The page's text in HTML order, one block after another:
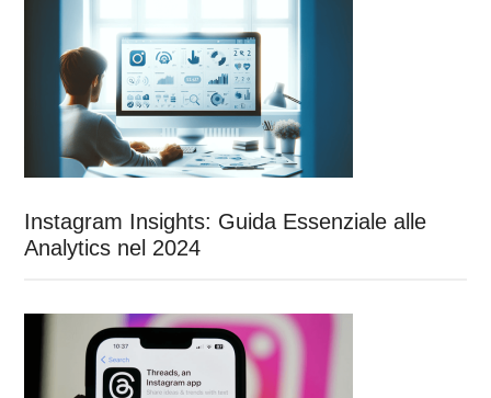
Instagram Insights: Guida Essenziale alle
Analytics nel 2024